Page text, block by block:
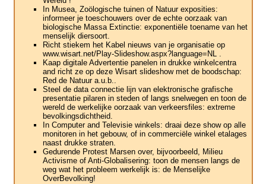
In Musea, Zoölogische tuinen of Natuur exposities:
informeer je toeschouwers over de echte oorzaak van
biologische Massa Extinctie: exponentiële toename van het
menselijk diersoort.
Richt stiekem het Kabel nieuws van je organisatie op
www.wisart.net/Play-Slideshow.aspx?language=NL .
Kaap digitale Advertentie panelen in drukke winkelcentra
and richt ze op deze Wisart slideshow met de boodschap:
Red de Natuur a.u.b..
Steel de data connectie lijn van elektronische grafische
presentatie pilaren in steden of langs snelwegen en toon de
wereld de werkelijke oorzaak van verkeersfiles: extreme
bevolkingsdichtheid.
In Computer and Televisie winkels: draai deze show op alle
monitoren in het gebouw, of in commerciële winkel etalages
naast drukke straten.
Gedurende Protest Marsen over, bijvoorbeeld, Milieu
Activisme of Anti-Globalisering: toon de mensen langs de
weg wat het probleem werkelijk is: de Menselijke
OverBevolking!